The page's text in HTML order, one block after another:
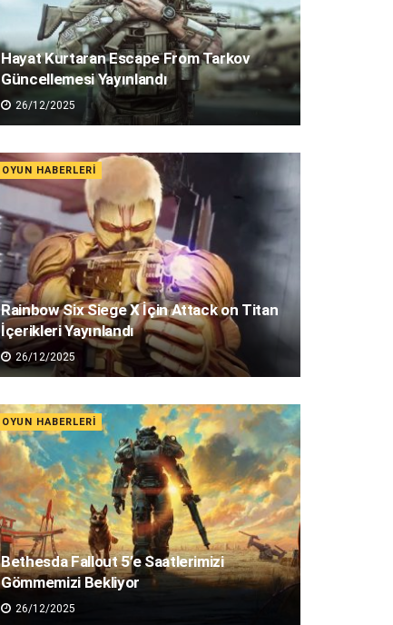
Hayat Kurtaran Escape From Tarkov
Güncellemesi Yayınlandı
26/12/2025
OYUN HABERLERI
Rainbow Six Siege X İçin Attack on Titan
İçerikleri Yayınlandı
26/12/2025
OYUN HABERLERI
Bethesda Fallout 5’e Saatlerimizi
Gömmemizi Bekliyor
26/12/2025